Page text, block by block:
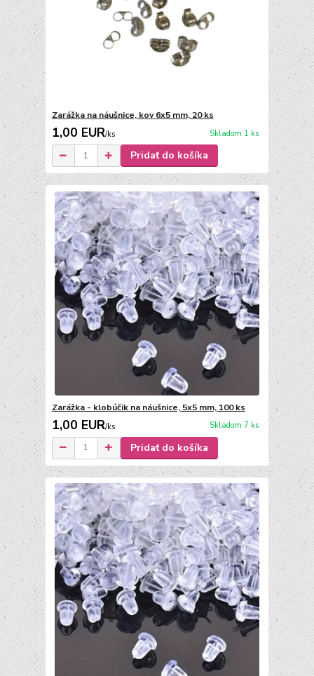
Zarážka na náušnice, kov 6x5 mm, 20 ks
1,00 EUR/ks Skladom 1 ks
Pridať do košíka
Zarážka - klobúčik na náušnice, 5x5 mm, 100 ks
1,00 EUR/ks Skladom 7 ks
Pridať do košíka